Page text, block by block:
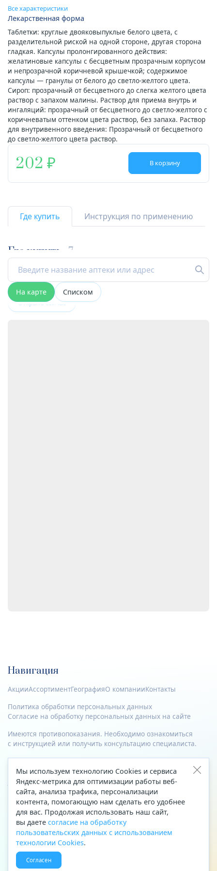
Все характеристики
Лекарственная форма
Таблетки: круглые двояковыпуклые белого цвета, с
разделительной риской на одной стороне, другая сторона
гладкая. Капсулы пролонгированного действия:
желатиновые капсулы с бесцветным прозрачным корпусом
и непрозрачной коричневой крышечкой; содержимое
капсулы — гранулы от белого до светло-желтого цвета.
Сироп: прозрачный от бесцветного до слегка желтого цвета
раствор с запахом малины. Раствор для приема внутрь и
ингаляций: прозрачный от бесцветного до светло-желтого с
коричневатым оттенком цвета раствор, без запаха. Раствор
для внутривенного введения: Прозрачный от бесцветного
до светло-желтого цвета раствор.
202 В корзину
Где купить Инструкция по применению
Где купить 7
На карте Списком
Открыта сейчас
Навигация
АкцииАссортиментГеографияО компанииКонтакты
Политика обработки персональных данных
Согласие на обработку персональных данных на сайте
Имеются противопоказания. Необходимо ознакомиться
с инструкцией или получить консультацию специалиста.
© 2023—2026 Все права защищены.
Адрес
Архангельск, ул. Папанина, д. 19 (вход в здание со стороны
автоцентра «Тойота»)
Приемная Генерального директора
Телефон
+7 (8182) 63-60-31
Факс
+7 (8182) 68-66-71
Эл. почта
office@aptekaf.ru
Мы используем технологию Cookies и сервиса
Яндекс-метрика для оптимизации работы веб-
сайта, анализа трафика, персонализации
контента, помогающую нам сделать его удобнее
для вас. Продолжая использовать наш сайт,
вы даете согласие на обработку
пользовательских данных с использованием
технологии Cookies.
Согласен